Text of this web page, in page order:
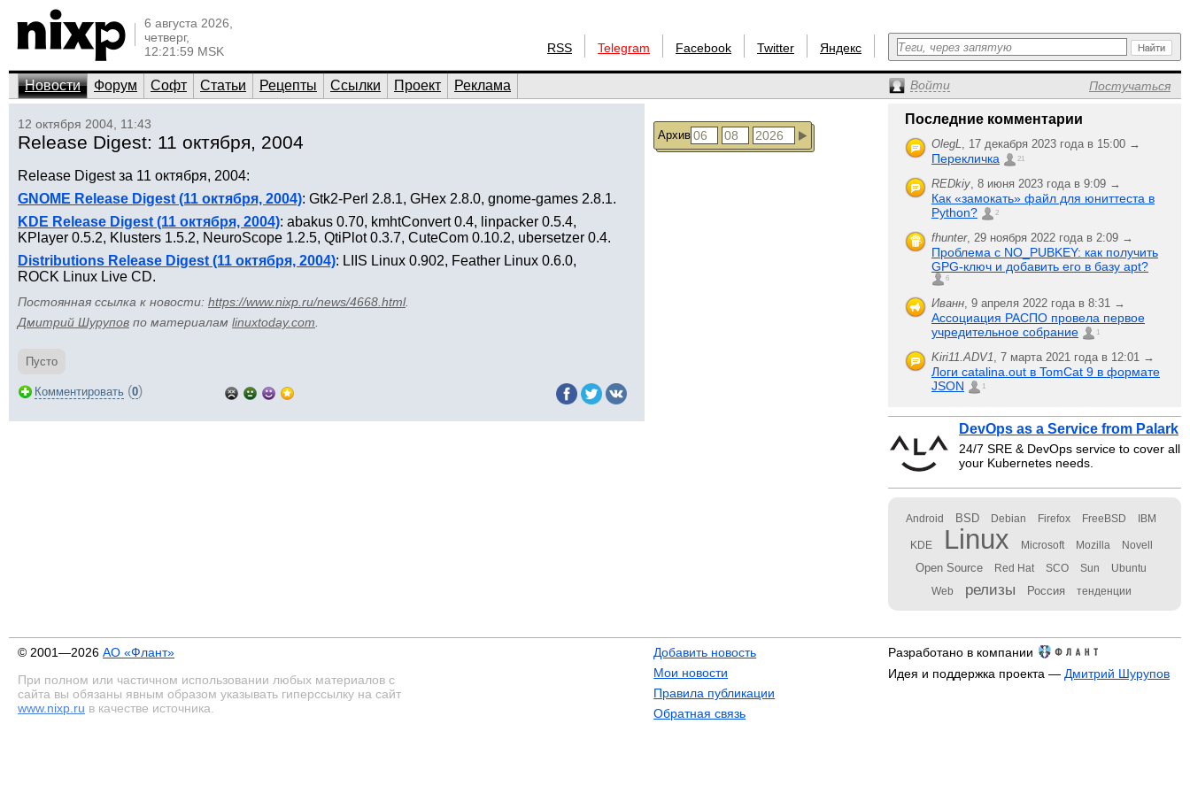
6 августа 2026,
четверг,
12:21:59 MSK
RSS Telegram Facebook Twitter Яндекс
Новости Форум Софт Статьи Рецепты Ссылки Проект Реклама Войти Постучаться
12 октября 2004, 11:43
Release Digest: 11 октября, 2004
Release Digest за 11 октября, 2004:
GNOME Release Digest (11 октября, 2004): Gtk2-Perl 2.8.1, GHex 2.8.0, gnome-games 2.8.1.
KDE Release Digest (11 октября, 2004): abakus 0.70, kmhtConvert 0.4, linpacker 0.5.4,
KPlayer 0.5.2, Klusters 1.5.2, NeuroScope 1.2.5, QtiPlot 0.3.7, CuteCom 0.10.2, ubersetzer 0.4.
Distributions Release Digest (11 октября, 2004): LIIS Linux 0.902, Feather Linux 0.6.0,
ROCK Linux Live CD.
Постоянная ссылка к новости: https://www.nixp.ru/news/4668.html.
Дмитрий Шурупов по материалам linuxtoday.com
Пусто
Комментировать (0)
Архив
Последние комментарии
OlegL, 17 декабря 2023 года в 15:00 →
Перекличка 21
REDkiy, 8 июня 2023 года в 9:09 →
Как «замокать» файл для юниттеста в
Python?
2
fhunter, 29 ноября 2022 года в 2:09 →
Проблема с NO_PUBKEY: как получить
GPG-ключ и добавить его в базу apt?
6
Иванн, 9 апреля 2022 года в 8:31 →
Ассоциация РАСПО провела первое
учредительное собрание
1
Kiri11.ADV1, 7 марта 2021 года в 12:01 →
Логи catalina.out в TomCat 9 в формате
JSON
1
DevOps as a Service from Palark
24/7 SRE & DevOps service to cover all
your Kubernetes needs.
Android BSD Debian Firefox FreeBSD IBM
KDE Linux Microsoft Mozilla Novell
Open Source Red Hat SCO Sun Ubuntu
Web релизы Россия тенденции
© 2001—2026 АО «Флант»
При полном или частичном использовании любых материалов с
сайта вы обязаны явным образом указывать гиперссылку на сайт
www.nixp.ru в качестве источника.
Добавить новость
Мои новости
Правила публикации
Обратная связь
Разработано в компании
Идея и поддержка проекта — Дмитрий Шурупов